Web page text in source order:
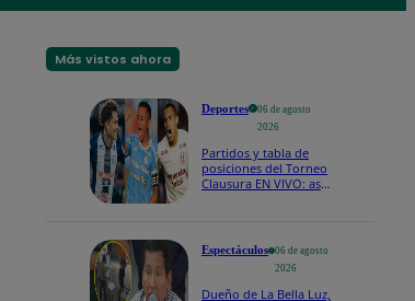
Más vistos ahora
Deportes
06 de agosto
2026
Partidos y tabla de
posiciones del Torneo
Clausura EN VIVO: así
Espectáculos
06 de agosto
2026
Dueño de La Bella Luz,